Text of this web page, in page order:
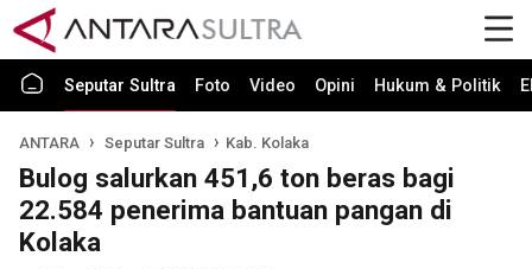
Seputar Sultra Foto Video Opini Hukum & Politik
ANTARA Seputar Sultra Kab. Kolaka
Bulog salurkan 451,6 ton beras bagi
22.584 penerima bantuan pangan di
Kolaka